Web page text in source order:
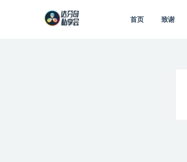
首页 致谢